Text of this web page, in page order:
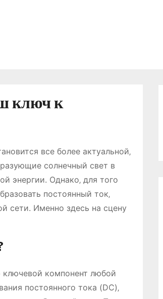
ключ к
все более актуальной‚
солнечный свет в
энергии. Однако‚ для того
постоянный ток‚
сети. Именно здесь на сцену
ключевой компонент любой
постоянного тока (DC)‚